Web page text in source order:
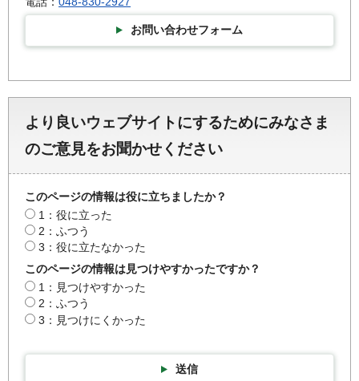
お問い合わせフォーム
より良いウェブサイトにするためにみなさま
のご意見をお聞かせください
このページの情報は役に立ちましたか？
1：役に立った
2：ふつう
3：役に立たなかった
このページの情報は見つけやすかったですか？
1：見つけやすかった
2：ふつう
3：見つけにくかった
送信